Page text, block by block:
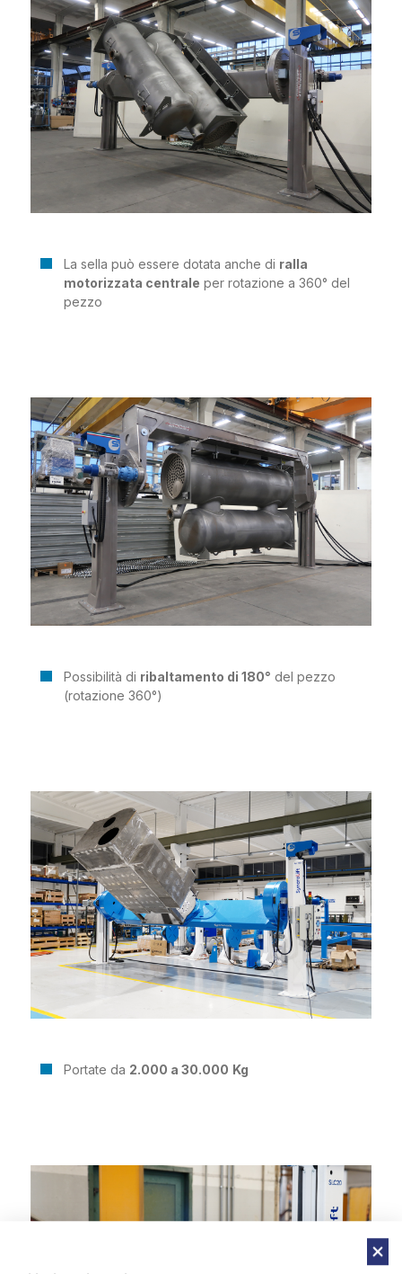
La sella può essere dotata anche di ralla
motorizzata centrale per rotazione a 360° del
pezzo
Possibilità di ribaltamento di 180° del pezzo
(rotazione 360°)
Portate da 2.000 a 30.000 Kg